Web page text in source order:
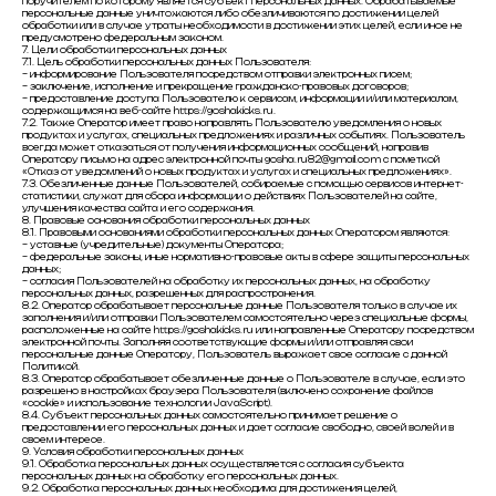
персональные данные уничтожаются либо обезличиваются по достижении целей
обработки или в случае утраты необходимости в достижении этих целей, если иное не
предусмотрено федеральным законом.
7. Цели обработки персональных данных
7.1. Цель обработки персональных данных Пользователя:
– информирование Пользователя посредством отправки электронных писем;
– заключение, исполнение и прекращение гражданско-правовых договоров;
– предоставление доступа Пользователю к сервисам, информации и/или материалам,
содержащимся на веб-сайте https://goshakicks.ru.
7.2. Также Оператор имеет право направлять Пользователю уведомления о новых
продуктах и услугах, специальных предложениях и различных событиях. Пользователь
всегда может отказаться от получения информационных сообщений, направив
Оператору письмо на адрес электронной почты gosha.ru82@gmail.com с пометкой
«Отказ от уведомлений о новых продуктах и услугах и специальных предложениях».
7.3. Обезличенные данные Пользователей, собираемые с помощью сервисов интернет-
статистики, служат для сбора информации о действиях Пользователей на сайте,
улучшения качества сайта и его содержания.
8. Правовые основания обработки персональных данных
8.1. Правовыми основаниями обработки персональных данных Оператором являются:
– уставные (учредительные) документы Оператора;
– федеральные законы, иные нормативно-правовые акты в сфере защиты персональных
данных;
– согласия Пользователей на обработку их персональных данных, на обработку
персональных данных, разрешенных для распространения.
8.2. Оператор обрабатывает персональные данные Пользователя только в случае их
заполнения и/или отправки Пользователем самостоятельно через специальные формы,
расположенные на сайте https://goshakicks.ru или направленные Оператору посредством
электронной почты. Заполняя соответствующие формы и/или отправляя свои
персональные данные Оператору, Пользователь выражает свое согласие с данной
Политикой.
8.3. Оператор обрабатывает обезличенные данные о Пользователе в случае, если это
разрешено в настройках браузера Пользователя (включено сохранение файлов
«cookie» и использование технологии JavaScript).
8.4. Субъект персональных данных самостоятельно принимает решение о
предоставлении его персональных данных и дает согласие свободно, своей волей и в
своем интересе.
9. Условия обработки персональных данных
9.1. Обработка персональных данных осуществляется с согласия субъекта
персональных данных на обработку его персональных данных.
9.2. Обработка персональных данных необходима для достижения целей,